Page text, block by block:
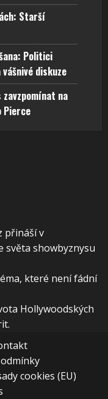
Starší
Politici
vášnivé diskuze
zavzpomínat na
Pierce
přináší v
světa showbyznysu
které není fádní
Hollywoodských
cookies (EU)